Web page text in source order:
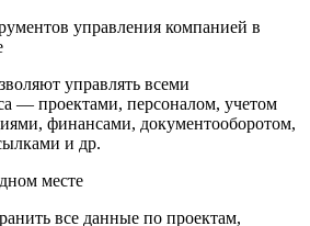
управления компанией в
управлять всеми
— проектами, персоналом, учетом
финансами, документооборотом,
и др.
месте
все данные по проектам,